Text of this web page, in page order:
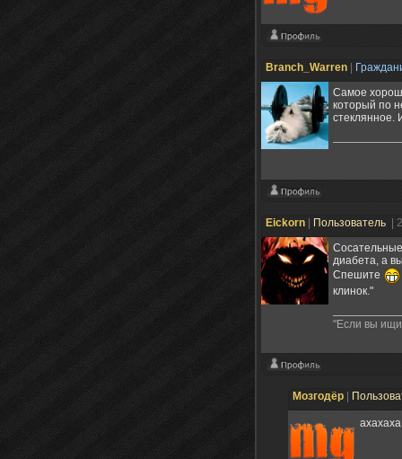
Branch_Warren
Самое
который по
стеклянное.
Eickorn Пользователь
|
диабета, а
Спешите
клинок."
"Если вы
Мозгодёр